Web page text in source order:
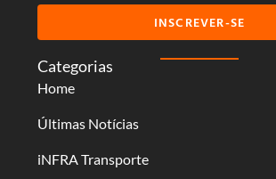
Categorias
Home
Últimas Notícias
iNFRA Transporte
INSCREVER-SE